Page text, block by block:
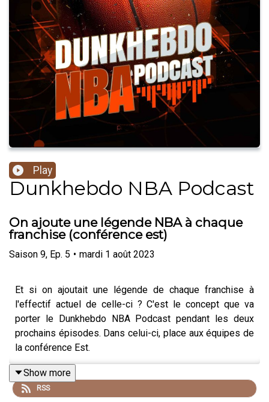
Play
Dunkhebdo NBA Podcast
On ajoute une légende NBA à chaque
franchise (conférence est)
Saison 9, Ep. 5 • mardi 1 août 2023
Et si on ajoutait une légende de chaque franchise à
l'effectif actuel de celle-ci ? C'est le concept que va
porter le Dunkhebdo NBA Podcast pendant les deux
prochains épisodes. Dans celui-ci, place aux équipes de
la conférence Est.
Un épisode pendant lequel Amine, Ben et Constant vont
Show more
RSS